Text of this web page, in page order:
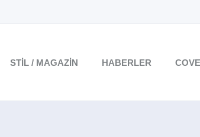
STIL / MAGAZIN HABERLER